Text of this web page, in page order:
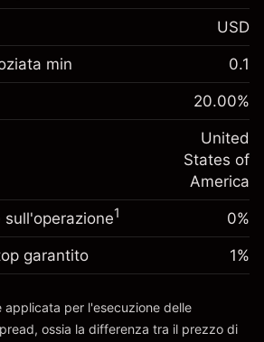
Il tuo
$1,000.00
overnight
l'intero valore della
-0.02154
(-$1.08)
$5,000.00
~
piattaforma
$1,000.00
-0.000682
(-$0.03)
dell'operazione a leva ~
$5,000.00
leva ~$4,000.00
piattaforma
USD
min 0.1
20.00%
United
States of
America
sull'operazione1 0%
garantito 1%
applicata per l'esecuzione delle
ossia la differenza tra il prezzo di